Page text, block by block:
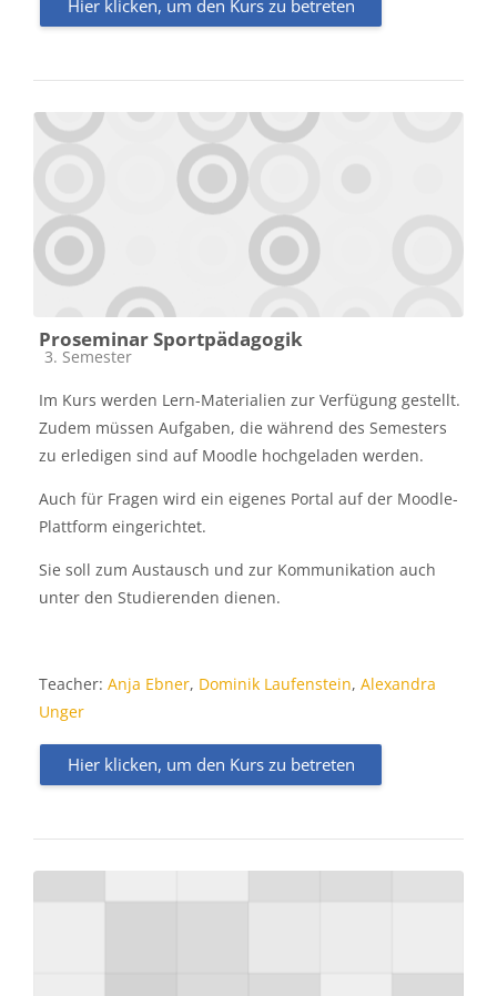
Hier klicken, um den Kurs zu betreten
Proseminar Sportpädagogik
Kursbereich
3. Semester
Im Kurs werden Lern-Materialien zur Verfügung gestellt.
Zudem müssen Aufgaben, die während des Semesters
zu erledigen sind auf Moodle hochgeladen werden.
Auch für Fragen wird ein eigenes Portal auf der Moodle-
Plattform eingerichtet.
Sie soll zum Austausch und zur Kommunikation auch
unter den Studierenden dienen.
Teacher: Anja Ebner, Dominik Laufenstein, Alexandra
Unger
Hier klicken, um den Kurs zu betreten